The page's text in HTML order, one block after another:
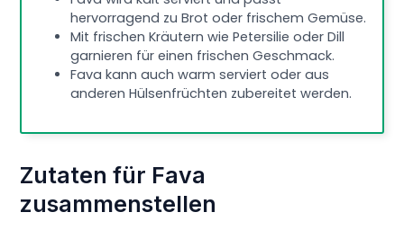
hervorragend zu Brot oder frischem Gemüse.
Mit frischen Kräutern wie Petersilie oder Dill
garnieren für einen frischen Geschmack.
Fava kann auch warm serviert oder aus
anderen Hülsenfrüchten zubereitet werden.
Zutaten für Fava
zusammenstellen